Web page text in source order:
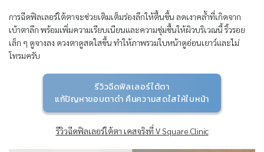
การฉีดฟิลเลอร์ใต้ตาจะช่วยเติมเต็มร่องลึกให้ตื้นขึ้น ลดเงาคล้ำที่เกิดจาก
เบ้าตาลึก พร้อมเพิ่มความเรียบเนียนและความชุ่มชื้นให้ผิวบริเวณนี้ ริ้วรอย
เล็ก ๆ ดูจางลง ดวงตาดูสดใสขึ้น ทำให้ภาพรวมใบหน้าดูอ่อนเยาว์และไม่
โทรมครับ
รีวิวฉีดฟิลเลอร์ใต้ตา
แก้ปัญหาขอบตาดำ คืนความสดใสให้ใบหน้า
รีวิวฉีดฟิลเลอร์ใต้ตา เคสจริงที่ V Square Clinic